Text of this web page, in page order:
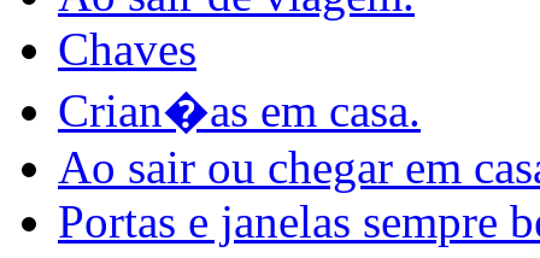
Chaves
Crian�as em casa.
Ao sair ou chegar em
Portas e janelas sempre